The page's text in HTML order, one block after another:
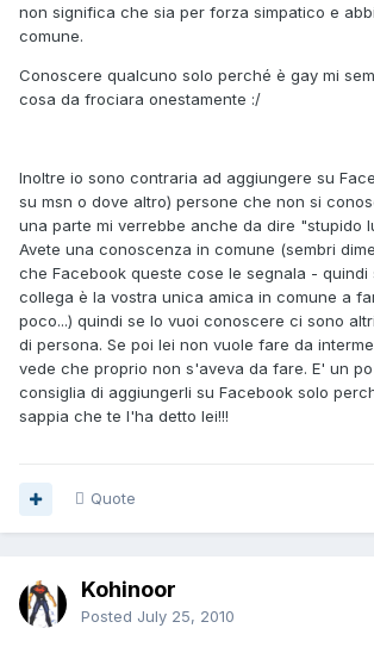
non significa che sia per forza simpatico e
comune.
Conoscere qualcuno solo perché è gay mi
cosa da frociara onestamente :/
Inoltre io sono contraria ad aggiungere su
su msn o dove altro) persone che non si
una parte mi verrebbe anche da dire "stupido
Avete una conoscenza in comune (sembri
che Facebook queste cose le segnala - quindi
collega è la vostra unica amica in comune a
poco...) quindi se lo vuoi conoscere ci sono
di persona. Se poi lei non vuole fare da
vede che proprio non s'aveva da fare. E' un
consiglia di aggiungerli su Facebook solo
sappia che te l'ha detto lei!!!
Quote
Kohinoor
Posted July 25, 2010